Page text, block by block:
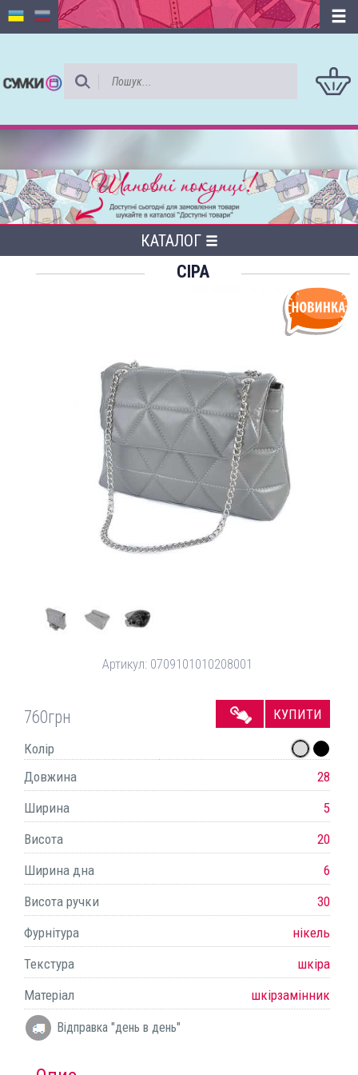
КАТАЛОГ
СІРА
Артикул: 0709101010208001
760грн КУПИТИ
Колір
Довжина
28
Ширина
5
Висота
20
Ширина дна
6
Висота ручки
30
Фурнітура
нікель
Текстура
шкіра
Матеріал
шкірзамінник
Відправка "день в день"